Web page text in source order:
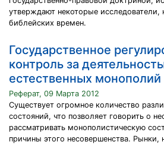
утверждают некоторые исследователи,
библейских времен.
Государственное
контроль за
естественных монополий
Реферат, 09 Марта 2012
Существует огромное количество
состояний, что позволяет говорить о
рассматривать монополистическую
причины этого несовершенства. Рынки,